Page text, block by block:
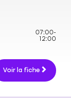
07:00-
12:00
Voir la fiche